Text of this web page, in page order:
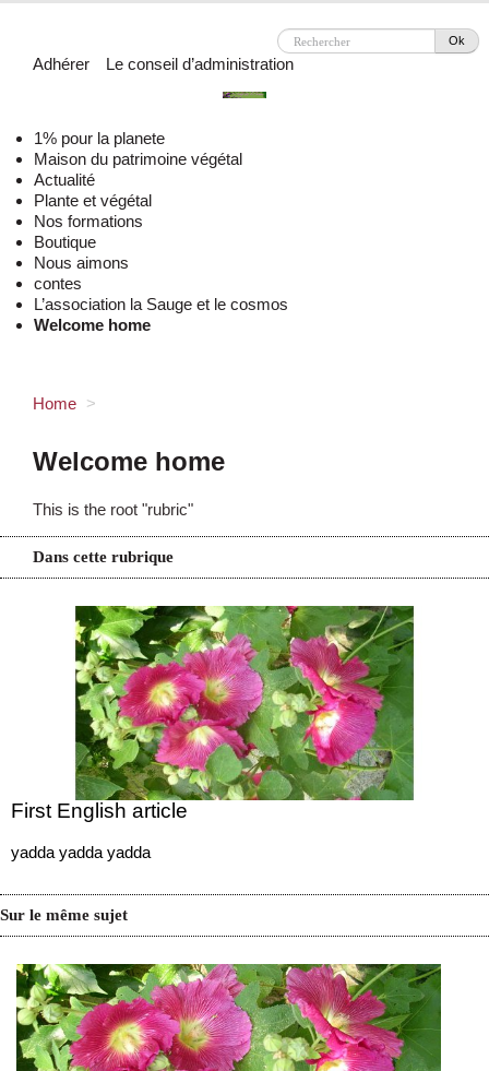
Ok
Adhérer Le conseil d’administration
1% pour la planete
Maison du patrimoine végétal
Actualité
Plante et végétal
Nos formations
Boutique
Nous aimons
contes
L’association la Sauge et le cosmos
Welcome home
Home >
Welcome home
This is the root "rubric"
Dans cette rubrique
First English article
yadda yadda yadda
Sur le même sujet